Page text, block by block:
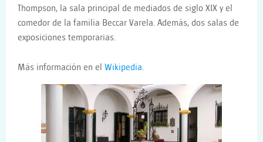
Thompson, la sala principal de mediados de siglo XIX y el
comedor de la familia Beccar Varela. Además, dos salas de
exposiciones temporarias.
Más información en el Wikipedia.